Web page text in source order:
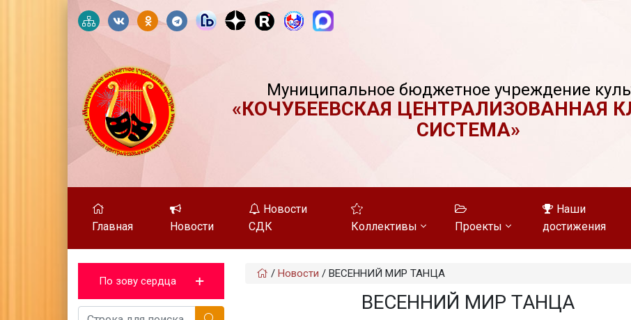
Муниципальное бюджетное учреждение
«КОЧУБЕЕВСКАЯ ЦЕНТРАЛИЗОВАННАЯ
СИСТЕМА»
Главная Новости
Новости
СДК
Коллективы Проекты
Наши
достижения
По зову сердца
/ Новости / ВЕСЕННИЙ МИР ТАНЦА
ВЕСЕННИЙ МИР ТАНЦА